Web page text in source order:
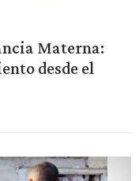
Materna:
desde el